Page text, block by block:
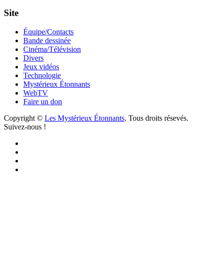
Site
Équipe/Contacts
Bande dessinée
Cinéma/Télévision
Divers
Jeux vidéos
Technologie
Mystérieux Étonnants
WebTV
Faire un don
Copyright © Les Mystérieux Étonnants. Tous droits résevés.
Suivez-nous !